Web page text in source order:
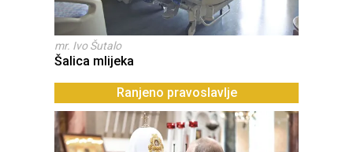
mr. Ivo Šutalo
Šalica mlijeka
Ranjeno pravoslavlje